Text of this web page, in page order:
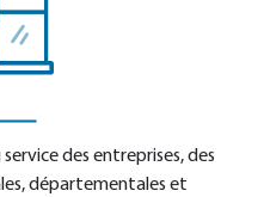
des entreprises, des
départementales et